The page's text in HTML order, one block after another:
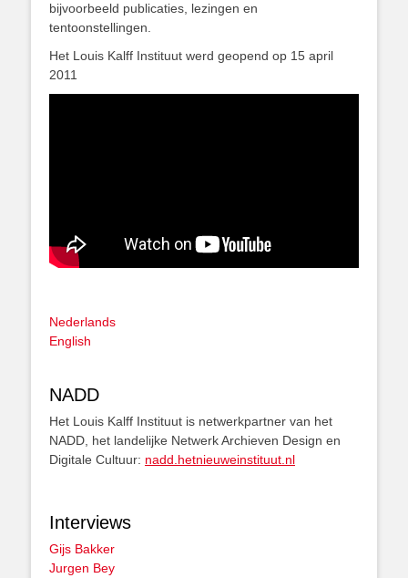
bijvoorbeeld publicaties, lezingen en
tentoonstellingen.
Het Louis Kalff Instituut werd geopend op 15 april
2011
Nederlands
English
NADD
Het Louis Kalff Instituut is netwerkpartner van het
NADD, het landelijke Netwerk Archieven Design en
Digitale Cultuur: nadd.hetnieuweinstituut.nl
Interviews
Gijs Bakker
Jurgen Bey